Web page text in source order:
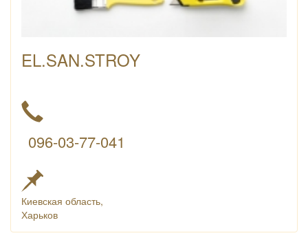
EL.SAN.STROY
096-03-77-041
Киевская область,
Харьков